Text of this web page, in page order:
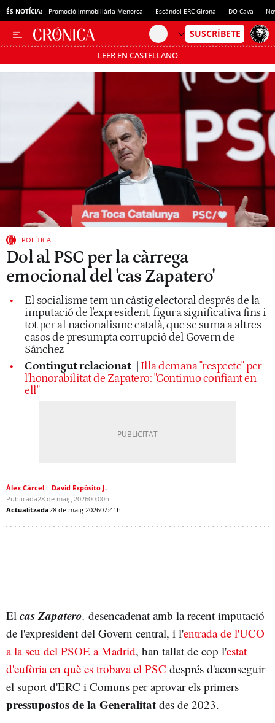
ÉS NOTÍCIA: Promoció immobiliària Menorca Escàndol ERC Girona DO Cava
LEER EN CASTELLANO
Passa’t al mode estalvi
POLÍTICA
Dol al PSC per la càrrega
emocional del 'cas Zapatero'
El socialisme tem un càstig electoral després de la
imputació de l'expresident, figura significativa fins i
tot per al nacionalisme català, que se suma a altres
casos de presumpta corrupció del Govern de
Sánchez
Contingut relacionat
Illa demana "respecte" per
l'honorabilitat de Zapatero: "Continuo confiant en
ell"
Àlex Cárcel
David Expósito J.
Publicada28 de maig 202600:00h
Actualitzada28 de maig 202607:41h
El cas Zapatero, desencadenat amb la recent imputació
de l'expresident del Govern central, i l'entrada de l'UCO
a la seu del PSOE a Madrid, han tallat de cop l'estat
d'eufòria en què es trobava el PSC després d'aconseguir
el suport d'ERC i Comuns per aprovar els primers
pressupostos de la Generalitat des de 2023.